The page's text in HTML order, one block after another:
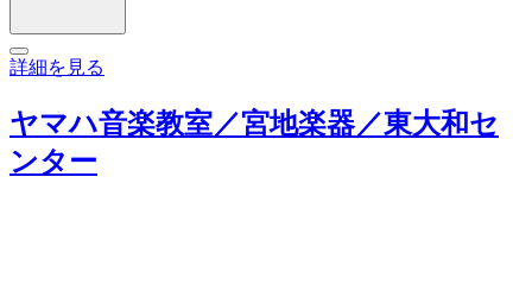
詳細を見る
ヤマハ音楽教室／宮地楽器／東大和セ
ンター